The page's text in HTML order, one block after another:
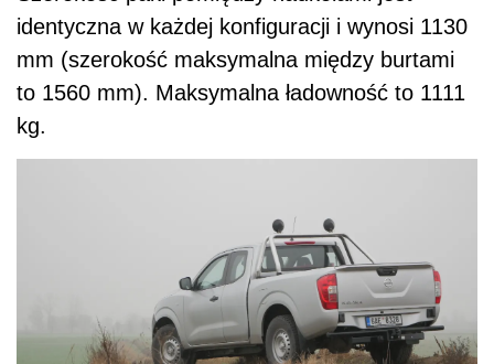
identyczna w każdej konfiguracji i wynosi 1130
mm (szerokość maksymalna między burtami
to 1560 mm). Maksymalna ładowność to 1111
kg.